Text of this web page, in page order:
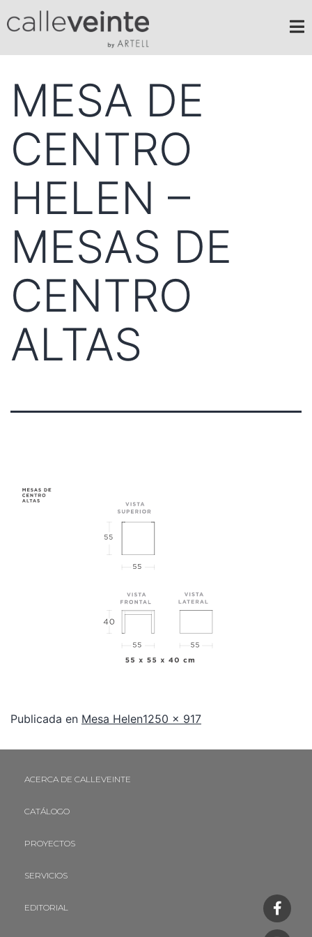
MESA DE
CENTRO
HELEN –
MESAS DE
CENTRO
ALTAS
Publicada en Mesa Helen1250 × 917
ACERCA DE CALLEVEINTE
CATÁLOGO
PROYECTOS
SERVICIOS
EDITORIAL